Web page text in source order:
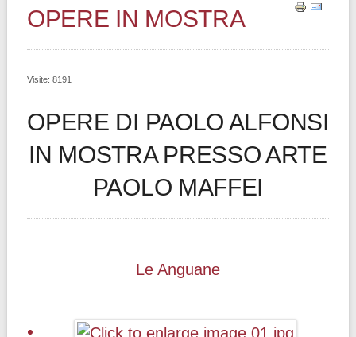
OPERE IN MOSTRA
Visite: 8191
OPERE DI PAOLO ALFONSI
IN MOSTRA PRESSO ARTE
PAOLO MAFFEI
Le Anguane